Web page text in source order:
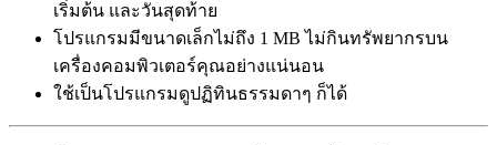
เริ่มต้น และวันสุดท้าย
โปรแกรมมีขนาดเล็กไม่ถึง 1 MB ไม่กินทรัพยากรบน
เครื่องคอมพิวเตอร์คุณอย่างแน่นอน
ใช้เป็นโปรแกรมดูปฏิทินธรรมดาๆ ก็ได้